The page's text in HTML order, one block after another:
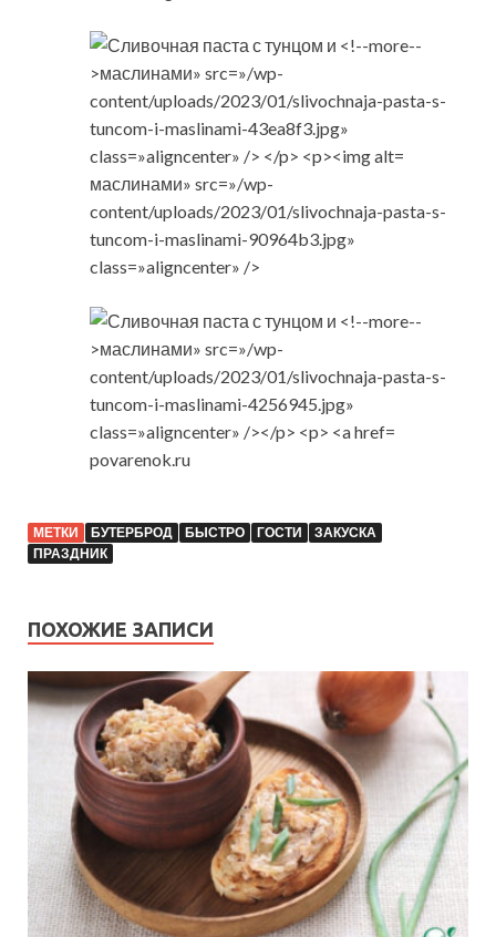
маслинами» src=»/wp-
content/uploads/2023/01/slivochnaja-pasta-s-
tuncom-i-maslinami-90964b3.jpg»
class=»aligncenter» />
povarenok.ru
МЕТКИ БУТЕРБРОД БЫСТРО ГОСТИ
ЗАКУСКА
ПРАЗДНИК
ПОХОЖИЕ ЗАПИСИ